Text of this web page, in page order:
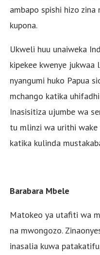
ambapo spishi hizo zina
kupona.
Ukweli huu unaiweka
kipekee kwenye jukwaa
nyangumi huko Papua
mchango katika
Inasisitiza ujumbe wa
tu mlinzi wa urithi
katika kulinda
Barabara Mbele
Matokeo ya utafiti wa
na mwongozo.
inasalia kuwa